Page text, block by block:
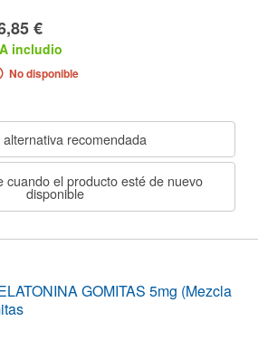
€
includio
No disponible
alternativa recomendada
cuando el producto esté de nuevo
disponible
GOMITAS 5mg (Mezcla